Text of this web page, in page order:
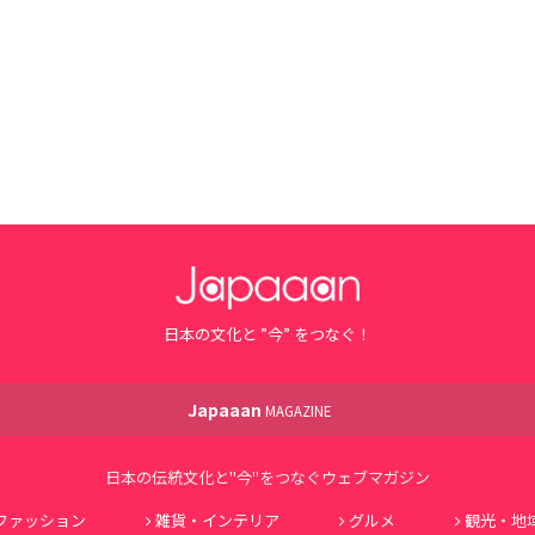
日本の文化と ”今” をつなぐ！
Japaaan MAGAZINE
日本の伝統文化と"今"をつなぐウェブマガジン
ァッション 雑貨・インテリア グルメ 観光・地